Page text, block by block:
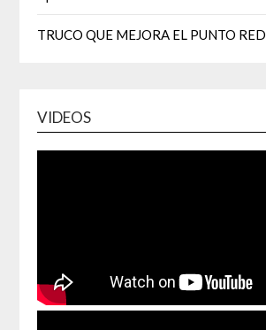
TRUCO QUE MEJORA EL PUNTO RED
VIDEOS